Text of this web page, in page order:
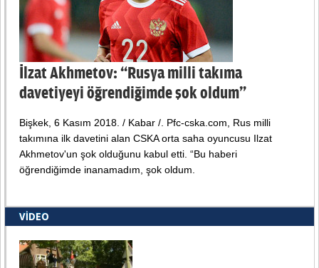
İlzat Akhmetov: “Rusya milli takıma
davetiyeyi öğrendiğimde şok oldum”
Bişkek, 6 Kasım 2018. / Kabar /. Pfc-cska.com, Rus milli
takımına ilk davetini alan CSKA orta saha oyuncusu Ilzat
Akhmetov'un şok olduğunu kabul etti. “Bu haberi
öğrendiğimde inanamadım, şok oldum.
VIDEO